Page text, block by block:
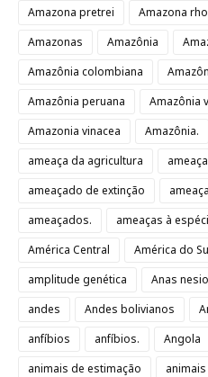
Amazona pretrei
Amazona
Amazonas
Amazônia
Amazônia colombiana
Amazônia peruana
Amazônia
Amazonia vinacea
Amazônia.
ameaça da agricultura
ameaçado de extinção
ameaçados.
ameaças à
América Central
América do
amplitude genética
Anas
andes
Andes bolivianos
anfíbios
anfíbios. Angola
animais de estimação